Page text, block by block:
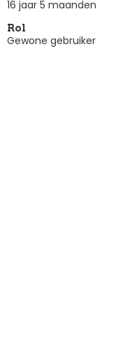
16 jaar 5 maanden
Rol
Gewone gebruiker